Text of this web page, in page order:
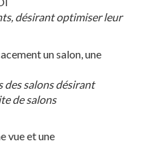
désirant optimiser leur
un salon, une
salons désirant
de salons
vue et une